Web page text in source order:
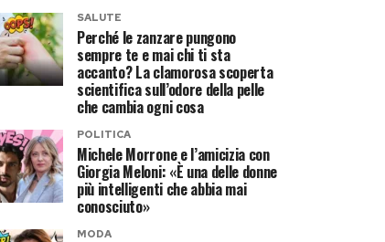
SALUTE
Perché le zanzare pungono
sempre te e mai chi ti sta
accanto? La clamorosa scoperta
scientifica sull’odore della pelle
che cambia ogni cosa
POLITICA
Michele Morrone e l’amicizia con
Giorgia Meloni: «È una delle donne
più intelligenti che abbia mai
conosciuto»
MODA